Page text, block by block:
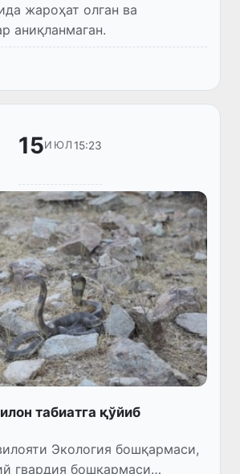
жароҳат олган ва
аниқланмаган.
15ИЮЛ 15:23
табиатга қўйиб
Экология бошқармаси,
гвардия бошқармаси